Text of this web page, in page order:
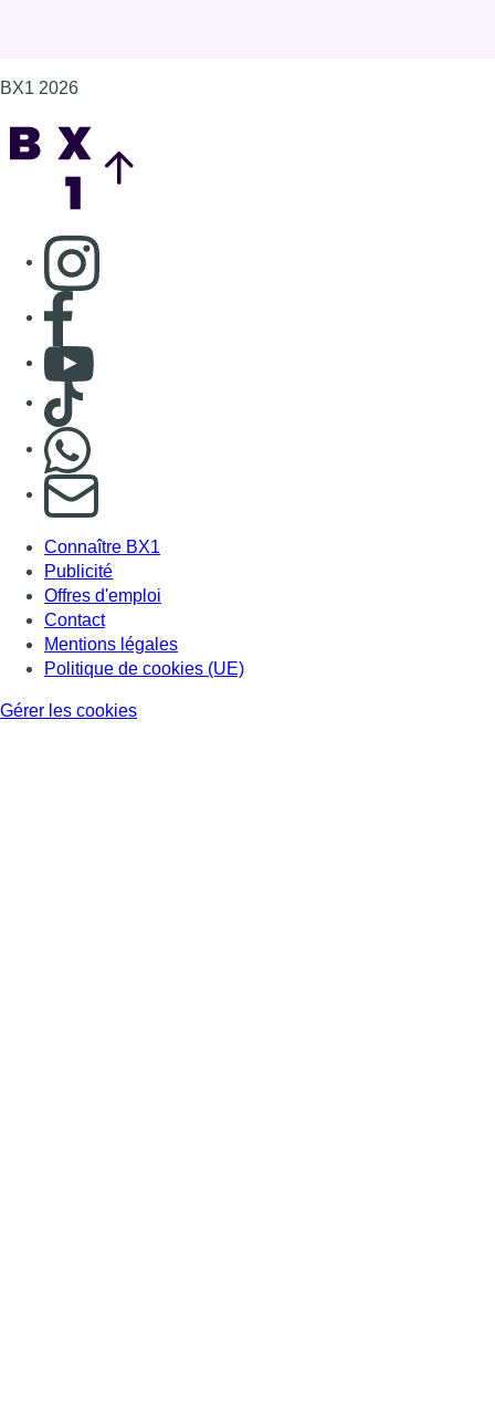
BX1 2026
Consulter page Instagram
Consulter page Facebook
Consulter Youtube
Consulter TikTok
S'abonner à notre newsletter
Connaître BX1
Publicité
Offres d'emploi
Contact
Mentions légales
Politique de cookies (UE)
Gérer les cookies